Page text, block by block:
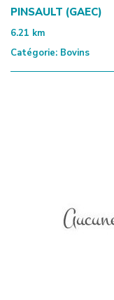
PINSAULT (GAEC)
6.21 km
Catégorie: Bovins